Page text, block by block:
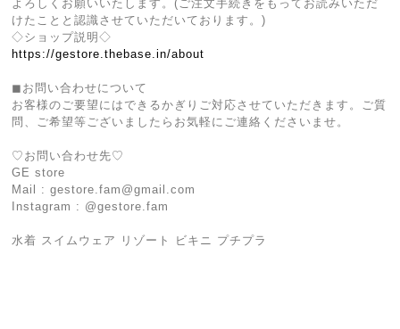
よろしくお願いいたします。(ご注文手続きをもってお読みいただ
けたことと認識させていただいております。)
◇ショップ説明◇
https://gestore.thebase.in/about
◼︎お問い合わせについて
お客様のご要望にはできるかぎりご対応させていただきます。ご質
問、ご希望等ございましたらお気軽にご連絡くださいませ。
♡お問い合わせ先♡
GE store
Mail :gestore.fam@gmail.com
Instagram : @gestore.fam
水着 スイムウェア リゾート ビキニ プチプラ